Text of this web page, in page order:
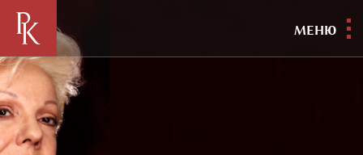
МЕНЮ